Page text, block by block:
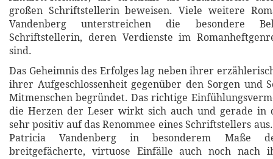
großen Schriftstellerin beweisen. Viele weitere
Vandenberg unterstreichen die besondere
Schriftstellerin, deren Verdienste im
sind.
Das Geheimnis des Erfolges lag neben ihrer
ihrer Aufgeschlossenheit gegenüber den Sorgen und
Mitmenschen begründet. Das richtige
die Herzen der Leser wirkt sich auch und gerade in
sehr positiv auf das Renommee eines Schriftstellers
Patricia Vandenberg in besonderem Maße
breitgefächerte, virtuose Einfälle auch noch nach